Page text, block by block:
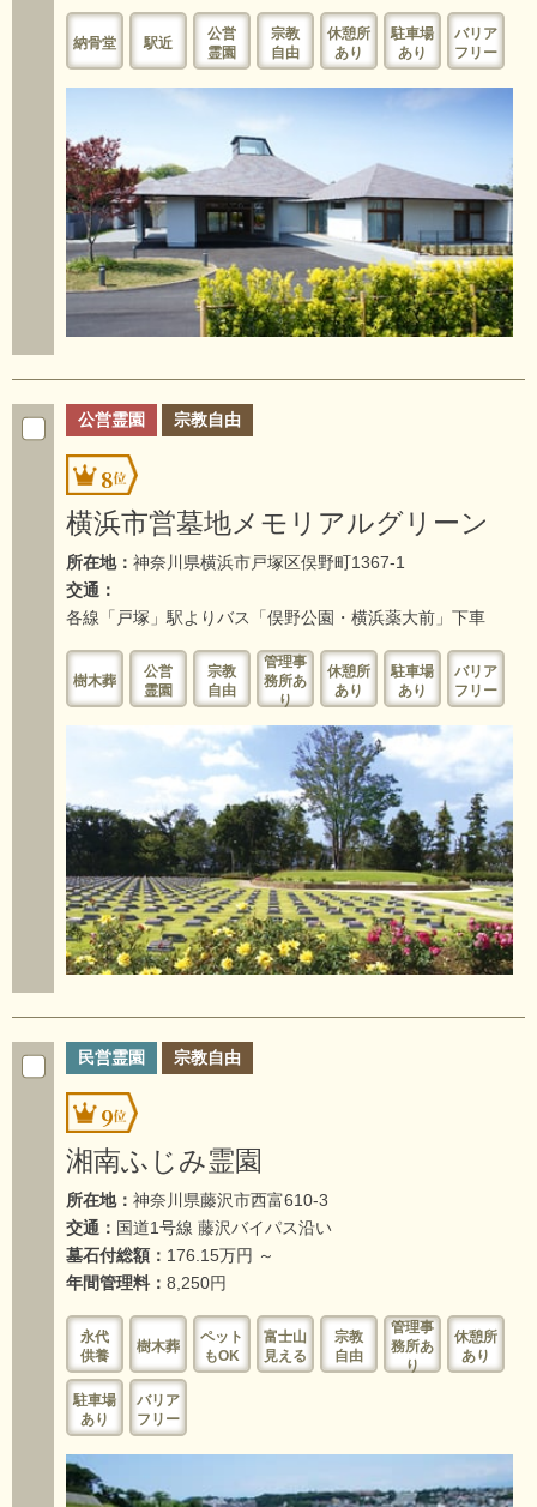
納骨堂 駅近
公営
霊園
宗教
自由
休憩所
あり
駐車場
あり
バリア
フリー
公営霊園 宗教自由
8
横浜市営墓地メモリアルグリーン
所在地： 神奈川県横浜市戸塚区俣野町1367-1
交通：
各線「戸塚」駅よりバス「俣野公園・横浜薬大前」下車
樹木葬
公営
霊園
宗教
自由
管理事
務所あ
り
休憩所
あり
駐車場
あり
バリア
フリー
民営霊園 宗教自由
9
湘南ふじみ霊園
所在地： 神奈川県藤沢市西富610-3
交通： 国道1号線 藤沢バイパス沿い
墓石付総額： 176.15万円 ～
年間管理料： 8,250円
永代
供養
樹木葬
ペット
もOK
富士山
見える
宗教
自由
管理事
務所あ
り
休憩所
あり
駐車場
あり
バリア
フリー